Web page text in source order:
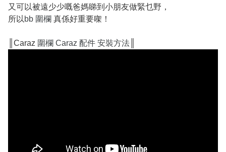
又可以被遠少少嘅爸媽睇到小朋友做緊乜野，
所以 bb 圍欄 真係好重要㗎！
║Caraz 圍欄 Caraz 配件 安裝方法